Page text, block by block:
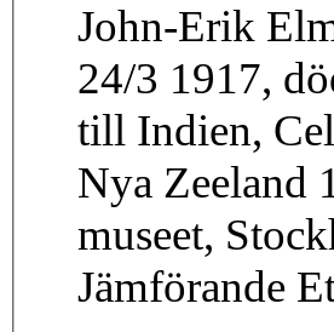
John-Erik
24/3 1917,
till Indien,
Nya Zeeland
museet,
Jämförande